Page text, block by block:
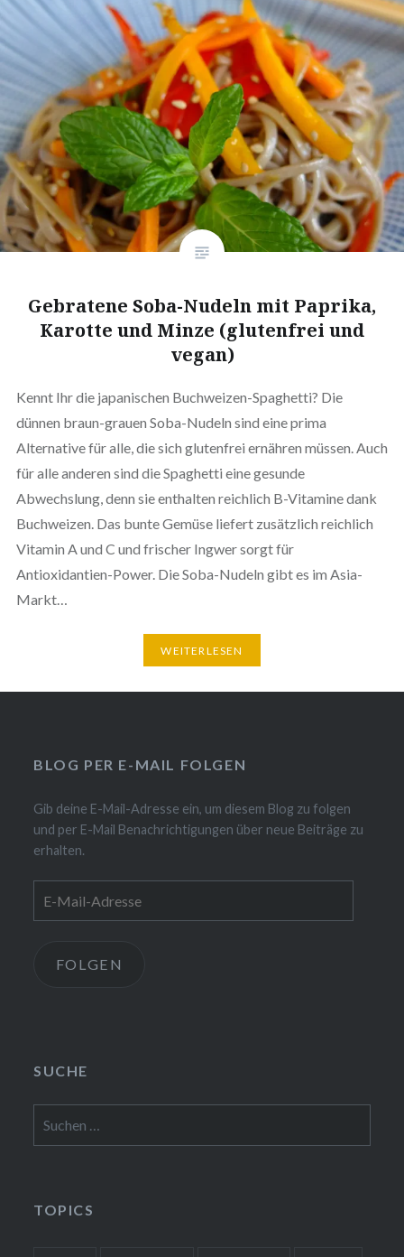
Gebratene Soba-Nudeln mit Paprika,
Karotte und Minze (glutenfrei und
vegan)
Kennt Ihr die japanischen Buchweizen-Spaghetti? Die
dünnen braun-grauen Soba-Nudeln sind eine prima
Alternative für alle, die sich glutenfrei ernähren müssen. Auch
für alle anderen sind die Spaghetti eine gesunde
Abwechslung, denn sie enthalten reichlich B-Vitamine dank
Buchweizen. Das bunte Gemüse liefert zusätzlich reichlich
Vitamin A und C und frischer Ingwer sorgt für
Antioxidantien-Power. Die Soba-Nudeln gibt es im Asia-
Markt…
WEITERLESEN
BLOG PER E-MAIL FOLGEN
Gib deine E-Mail-Adresse ein, um diesem Blog zu folgen
und per E-Mail Benachrichtigungen über neue Beiträge zu
erhalten.
Mail-
FOLGEN
SUCHE
nach:
TOPICS